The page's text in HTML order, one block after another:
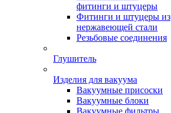
фитинги и штуцеры
Фитинги и штуцеры из
нержавеющей стали
Резьбовые соединения
Глушитель
Изделия для вакуума
Вакуумные присоски
Вакуумные блоки
Вакуумные фильтры